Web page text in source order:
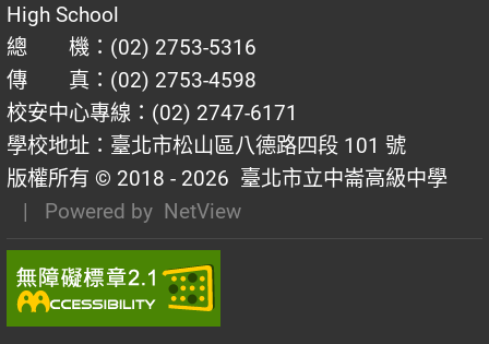
High School
總 機：(02) 2753-5316
傳 真：(02) 2753-4598
校安中心專線：(02) 2747-6171
學校地址：臺北市松山區八德路四段 101 號
版權所有 © 2018 - 2026 臺北市立中崙高級中學
| Powered by NetView